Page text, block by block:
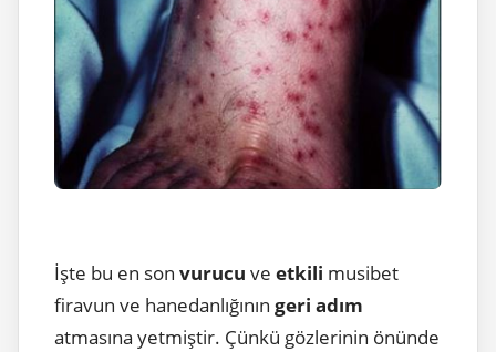
İşte bu en son vurucu ve etkili musibet
firavun ve hanedanlığının geri adım
atmasına yetmiştir. Çünkü gözlerinin önünde